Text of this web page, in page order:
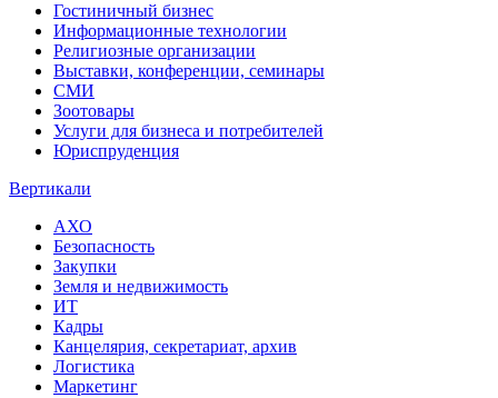
Гостиничный бизнес
Информационные технологии
Религиозные организации
Выставки, конференции, семинары
СМИ
Зоотовары
Услуги для бизнеса и потребителей
Юриспруденция
Вертикали
АХО
Безопасность
Закупки
Земля и недвижимость
ИТ
Кадры
Канцелярия, секретариат, архив
Логистика
Маркетинг